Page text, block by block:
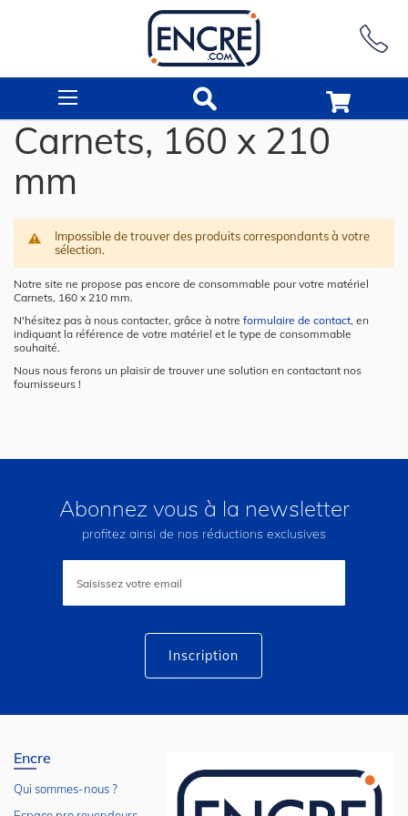
Carnets, 160 x 210
mm
Impossible de trouver des produits correspondants à votre
sélection.
Notre site ne propose pas encore de consommable pour votre matériel
Carnets, 160 x 210 mm.
N'hésitez pas à nous contacter, grâce à notre formulaire de contact, en
indiquant la référence de votre matériel et le type de consommable
souhaité.
Nous nous ferons un plaisir de trouver une solution en contactant nos
fournisseurs !
Abonnez vous à la newsletter
profitez ainsi de nos réductions exclusives
lettre
Inscription
Encre
Qui sommes-nous ?